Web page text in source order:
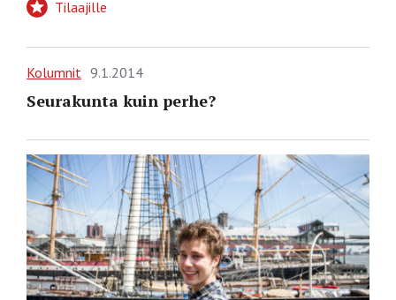
Tilaajille
Kolumnit 9.1.2014
Seurakunta kuin perhe?